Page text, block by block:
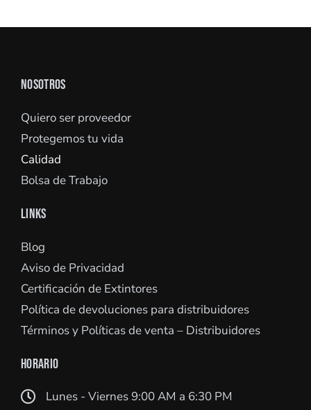
NOSOTROS
Quiero ser proveedor
Protegemos tu vida
Calidad
Bolsa de Trabajo
LINKS
Blog
Aviso de Privacidad
Certificación de Extintores
Política de devoluciones para distribuidores
Términos y Políticas de venta – Distribuidores
HORARIO
Lunes - Viernes 9:00 AM a 6:30 PM